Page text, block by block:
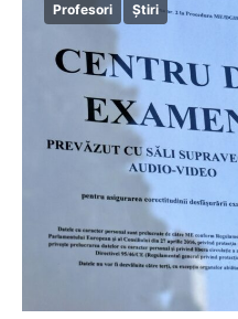
Profesori Știri